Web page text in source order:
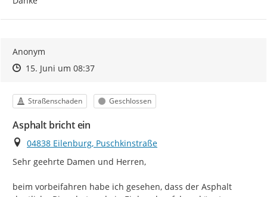
Anonym
Zeitpunkt des Erstellens
Zeitpunkt des Erstellens
15. Juni um 08:37Zur Äußerung
Kategorie
Straßenschaden Status
Geschlossen
Asphalt bricht ein
Ort
04838 Eilenburg, Puschkinstraße
Sehr geehrte Damen und Herren,
beim vorbeifahren habe ich gesehen, dass der Asphalt